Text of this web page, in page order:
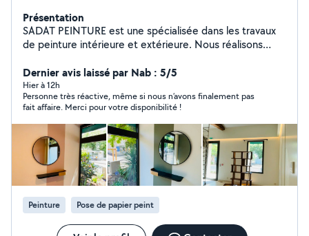
Présentation
SADAT PEINTURE est une spécialisée dans les travaux
de peinture intérieure et extérieure. Nous réalisons
muraux et les revêtements de sols souples. Nous
intervenons aussi bien en rénovation qu'en construction
neuve. Notre priorité est de fournir un travail soigné, de
qualité, dans le respect des délais et de la satisfaction
de nos clients. Devis gratuit et intervention rapide.
Dernier avis laissé par Nab : 5/5
Hier à 12h
Personne très réactive, même si nous n’avons finalement pas
fait affaire. Merci pour votre disponibilité !
Peinture Pose de papier peint